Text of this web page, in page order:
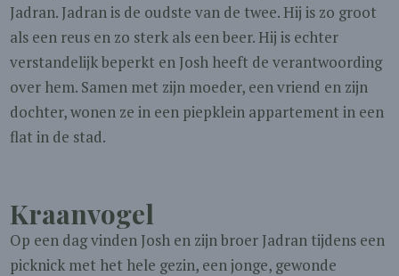
Jadran. Jadran is de oudste van de twee. Hij is zo groot
als een reus en zo sterk als een beer. Hij is echter
verstandelijk beperkt en Josh heeft de verantwoording
over hem. Samen met zijn moeder, een vriend en zijn
dochter, wonen ze in een piepklein appartement in een
flat in de stad.
Kraanvogel
Op een dag vinden Josh en zijn broer Jadran tijdens een
picknick met het hele gezin, een jonge, gewonde